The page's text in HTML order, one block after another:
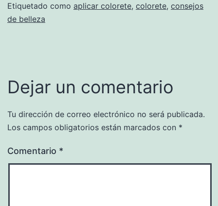
Etiquetado como aplicar colorete, colorete, consejos
de belleza
Dejar un comentario
Tu dirección de correo electrónico no será publicada.
Los campos obligatorios están marcados con *
Comentario *